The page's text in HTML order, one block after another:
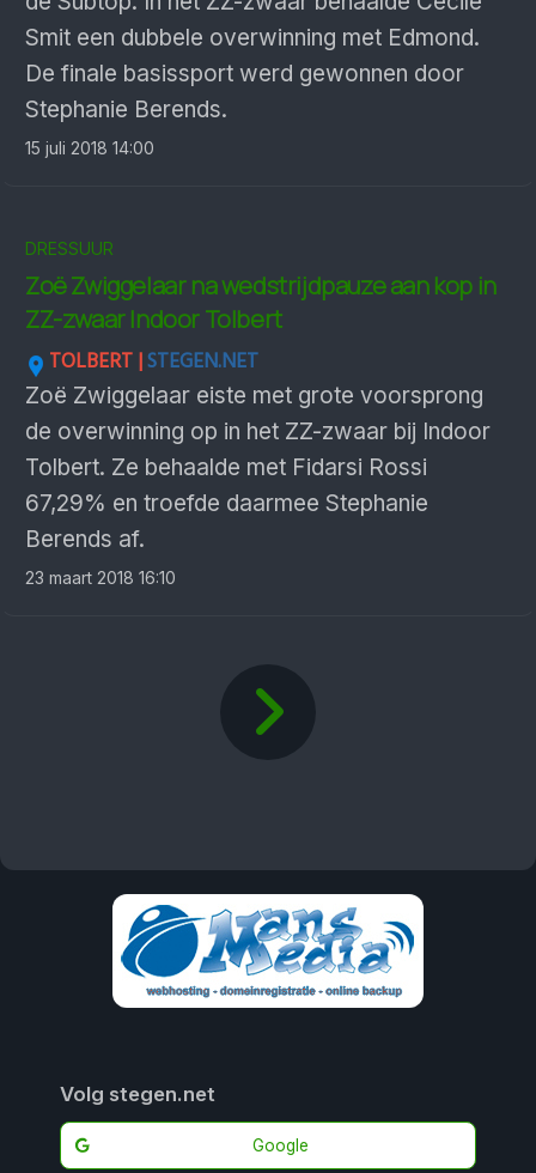
Smit een dubbele overwinning met Edmond.
De finale basissport werd gewonnen door
Stephanie Berends.
15 juli 2018 14:00
DRESSUUR
Zoë Zwiggelaar na wedstrijdpauze aan kop in
ZZ-zwaar Indoor Tolbert
TOLBERT |STEGEN.NET
Zoë Zwiggelaar eiste met grote voorsprong
de overwinning op in het ZZ-zwaar bij Indoor
Tolbert. Ze behaalde met Fidarsi Rossi
67,29% en troefde daarmee Stephanie
Berends af.
23 maart 2018 16:10
Volg stegen.net
Google